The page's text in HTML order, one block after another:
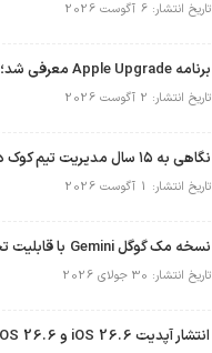
تاریخ انتشار: 6 آگوست 2026
تاریخ انتشار: 2 آگوست 2026
نگاهی به ۱۵ سال مدیریت تیم کوک در اپل
تاریخ انتشار: 1 آگوست 2026
تاریخ انتشار: 30 جولای 2026
انتشار آپدیت iOS 26.6 و iPadOS 26.6